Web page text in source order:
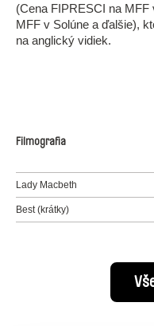
(Cena FIPRESCI na
MFF v Solúne a ďalšie),
na anglický vidiek.
Filmografia
Lady Macbeth
Best (krátky)